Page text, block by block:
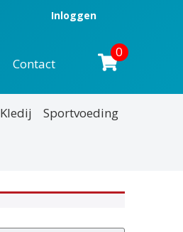
Inloggen
Contact
0
Kledij Sportvoeding